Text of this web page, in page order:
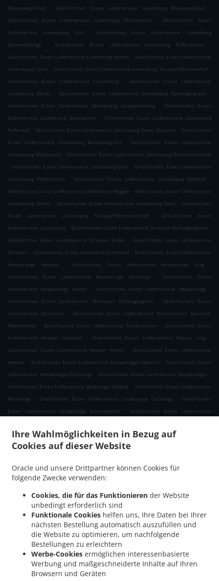
Ihre Wahlmöglichkeiten in Bezug auf
Cookies auf dieser Website
Oracle und unsere Drittpartner können Cookies für
folgende Zwecke verwenden:
Cookies, die für das Funktionieren der Website
unbedingt erforderlich sind
Funktionale Cookies helfen uns, Ihre Daten bei Ihrer
nächsten Bestellung automatisch auszufüllen und
die Website zu optimieren, um nachfolgende
Bestellungen zu erleichtern
Werbe-Cookies ermöglichen interessenbasierte
Werbung und maßgeschneiderte Inhalte auf Ihren
Browsern und Geräten
Bonneweg-Nord
. Griechisches Essen Lieferservice Luxemburg Bouneweg-Süd
.
Griechisches Essen Lieferservice Luxemburg Mühlenbach
.
Griechisches Essen
Lieferservice Luxemburg Eich
.
Griechisches Essen Lieferservice Luxemburg
Dommeldange
. Griechisches Essen Lieferservice Luxemburg Polfermillen
.
Griechisches Essen Lieferservice Luxemburg Hamm . Griechisches Essen Lieferservice
Luxemburg Cents . Griechisches Essen Lieferservice Luxemburg Neudorf-Weimershof .
Griechisches Essen Lieferservice Luxemburg
.
Griechisches Essen Lieferservice
Lëtzebuerg Märel
. Griechisches Essen Lieferservice Lëtzebuerg Rollengergronn
.
Griechisches Essen Lieferservice Lëtzebuerg Lampertsbierg
.
Griechisches Essen
Lieferservice Lëtzebuerg Gaasperech
. Griechisches Essen Lieferservice Lëtzebuerg
Pafendall . Griechisches Essen Lieferservice Lëtzebuerg Garer Quartier . Griechisches
Essen Lieferservice Lëtzebuerg Bouneweg-Süd
.
Griechisches Essen Lieferservice
Lëtzebuerg Millebaach . Griechisches Essen Lieferservice Lëtzebuerg Weimeschkierch
. Griechisches Essen Lieferservice Lëtzebuerg Eech . Griechisches Essen Lieferservice
Lëtzebuerg Polfermillen
. Griechisches Essen Lieferservice Lëtzebuerg Helftent
.
Griechisches Essen Lieferservice Lëtzebuerg Beggen . Griechisches Essen Lieferservice
Lëtzebuerg Hamm . Griechisches Essen Lieferservice Lëtzebuerg Zens . Griechisches
Essen Lieferservice Lëtzebuerg Neiduerf-Weimeschhaff
.
Griechisches Essen
Lieferservice Lëtzebuerg . Griechisches Essen Lieferservice Strassen Rollengergronn .
Griechisches Essen Lieferservice Strassen Bridel
. Griechisches Essen Lieferservice
Strassen . Griechisches Essen Lieferservice Howald . Griechisches Essen Lieferservice
Hesperange Howald
. Griechisches Essen Lieferservice Hesperange Itzig
.
Griechisches Essen Lieferservice Hesperange Fentange
.
Griechisches Essen
Lieferservice Hesperange Hamm
. Griechisches Essen Lieferservice Hesperange
.
Griechisches Essen Lieferservice Stroossen Rollengergronn
.
Griechisches Essen
Lieferservice Stroossen
.
Griechisches Essen Lieferservice Niederanven Neudorf-
Weimershof
. Griechisches Essen Lieferservice Niederanven . Griechisches Essen
Lieferservice Hesper Houwald
. Griechisches Essen Lieferservice Hesper Izeg
.
Griechisches Essen Lieferservice Hesper Hamm
. Griechisches Essen Lieferservice
Hesper . Griechisches Essen Lieferservice Hesperingen Howald . Griechisches Essen
Lieferservice Hesperingen Fentange . Griechisches Essen Lieferservice Hesperingen .
Griechisches Essen Lieferservice Bertrange Helfent . Griechisches Essen Lieferservice
Bertrange
. Griechisches Essen Lieferservice Leudelange Cessange . Griechisches
Essen Lieferservice Leudelange Schlewenhof
.
Griechisches Essen Lieferservice
Lieferservice Bartringen . Griechisches Essen Lieferservice Bridel . Griechisches Essen
Lieferservice Itzig . Griechisches Essen Lieferservice Bartreng Helfent
Griechisches Essen Lieferservice Leudelingen
.
Griechisches Essen Lieferservice
Lieferservice Kopstal Rollengergronn . Griechisches Essen Lieferservice Kopstal Bridel
Griechisches Essen Lieferservice Kopstal
Koplescht Briddel
. Griechisches Essen Lieferservice Koplescht . Griechisches Essen
Lieferservice Bereldange
. Griechisches Essen Lieferservice Walfer .
Essen Lieferservice Walferdange Bereldange
Walferdange Beggen
. Griechisches Essen Lieferservice Walferdange Dommeldange
Griechisches Essen Lieferservice Walferdange
.